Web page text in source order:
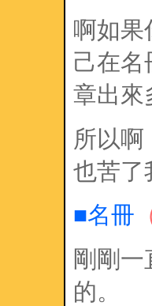
啊如果
己在名
章出來
所以
也苦
■名冊
剛剛
的。